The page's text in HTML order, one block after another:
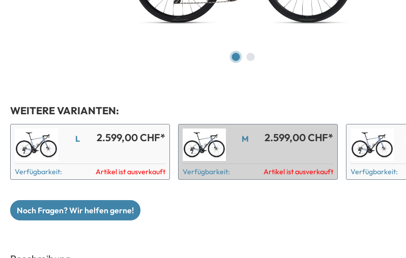
WEITERE VARIANTEN:
L 2.599,00 CHF*
Verfügbarkeit: Artikel ist ausverkauft
M 2.599,00 CHF*
Verfügbarkeit: Artikel ist ausverkauft Verfügbarkeit:
Noch Fragen? Wir helfen gerne!